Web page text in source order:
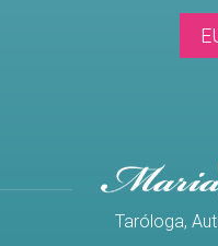
Taróloga,